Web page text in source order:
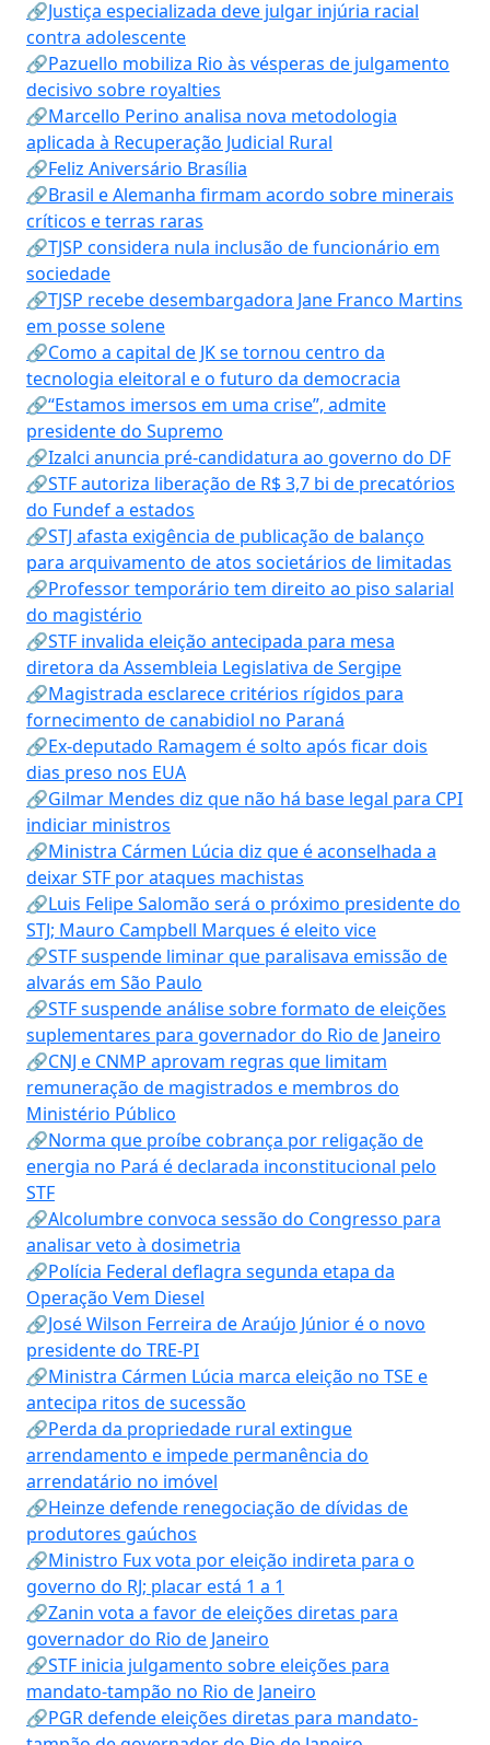
🔗Justiça especializada deve julgar injúria racial
contra adolescente
🔗Pazuello mobiliza Rio às vésperas de julgamento
decisivo sobre royalties
🔗Marcello Perino analisa nova metodologia
aplicada à Recuperação Judicial Rural
🔗Feliz Aniversário Brasília
🔗Brasil e Alemanha firmam acordo sobre minerais
críticos e terras raras
🔗TJSP considera nula inclusão de funcionário em
sociedade
🔗TJSP recebe desembargadora Jane Franco Martins
em posse solene
🔗Como a capital de JK se tornou centro da
tecnologia eleitoral e o futuro da democracia
🔗“Estamos imersos em uma crise”, admite
presidente do Supremo
🔗Izalci anuncia pré-candidatura ao governo do DF
🔗STF autoriza liberação de R$ 3,7 bi de precatórios
do Fundef a estados
🔗STJ afasta exigência de publicação de balanço
para arquivamento de atos societários de limitadas
🔗Professor temporário tem direito ao piso salarial
do magistério
🔗STF invalida eleição antecipada para mesa
diretora da Assembleia Legislativa de Sergipe
🔗Magistrada esclarece critérios rígidos para
fornecimento de canabidiol no Paraná
🔗Ex-deputado Ramagem é solto após ficar dois
dias preso nos EUA
🔗Gilmar Mendes diz que não há base legal para CPI
indiciar ministros
🔗Ministra Cármen Lúcia diz que é aconselhada a
deixar STF por ataques machistas
🔗Luis Felipe Salomão será o próximo presidente do
STJ; Mauro Campbell Marques é eleito vice
🔗STF suspende liminar que paralisava emissão de
alvarás em São Paulo
🔗STF suspende análise sobre formato de eleições
suplementares para governador do Rio de Janeiro
🔗CNJ e CNMP aprovam regras que limitam
remuneração de magistrados e membros do
Ministério Público
🔗Norma que proíbe cobrança por religação de
energia no Pará é declarada inconstitucional pelo
STF
🔗Alcolumbre convoca sessão do Congresso para
analisar veto à dosimetria
🔗Polícia Federal deflagra segunda etapa da
Operação Vem Diesel
🔗José Wilson Ferreira de Araújo Júnior é o novo
presidente do TRE-PI
🔗Ministra Cármen Lúcia marca eleição no TSE e
antecipa ritos de sucessão
🔗Perda da propriedade rural extingue
arrendamento e impede permanência do
arrendatário no imóvel
🔗Heinze defende renegociação de dívidas de
produtores gaúchos
🔗Ministro Fux vota por eleição indireta para o
governo do RJ; placar está 1 a 1
🔗Zanin vota a favor de eleições diretas para
governador do Rio de Janeiro
🔗STF inicia julgamento sobre eleições para
mandato-tampão no Rio de Janeiro
🔗PGR defende eleições diretas para mandato-